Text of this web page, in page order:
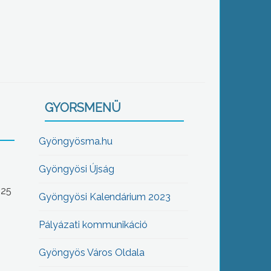
GYORSMENÜ
Gyöngyösma.hu
Gyöngyösi Újság
Gyöngyösi Kalendárium 2023
Pályázati kommunikáció
Gyöngyös Város Oldala